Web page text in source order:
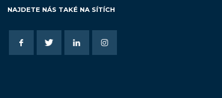
NAJDETE NÁS TAKÉ NA SÍTÍCH